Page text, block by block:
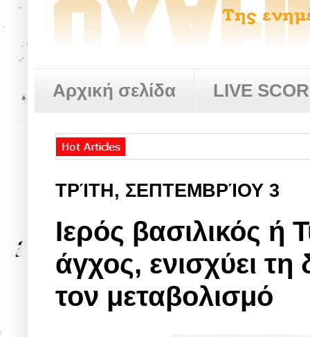
Αρχική σελίδα LIVE
ΤΡΊΤΗ, ΣΕΠΤΕΜΒΡΊΟΥ 3
Ιερός βασιλικός ή
άγχος, ενισχύει τη
τον μεταβολισμό